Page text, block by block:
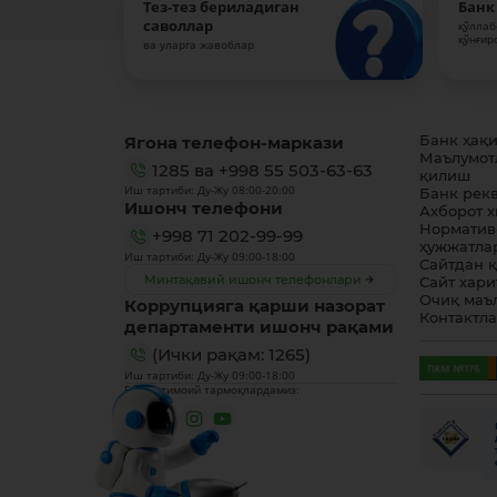
Тез-тез бериладиган
саволлар
ва уларга жавоблар
Ягона телефон-маркази
1285 ва +998 55 503-63-63
Иш тартиби: Ду-Жу 08:00-20:00
Ишонч телефони
+998 71 202-99-99
Иш тартиби: Ду-Жу 09:00-18:00
Минтақавий ишонч телефонлари
Коррупцияга қарши назорат
департаменти ишонч рақами
(Ички рақам: 1265)
Иш тартиби: Ду-Жу 09:00-18:00
Биз ижтимоий тармоқлардамиз:
Банк
қилиш
Банк
Ахборот
Сайтдан
Сайт
Очиқ